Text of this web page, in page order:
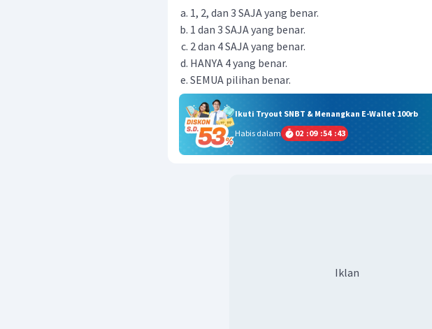
1, 2, dan 3 SAJA yang benar.
1 dan 3 SAJA yang benar.
2 dan 4 SAJA yang benar.
HANYA 4 yang benar.
SEMUA pilihan benar.
Ikuti Tryout SNBT & Menangkan E-Wallet 100rb
Habis dalam
02 :09 :54 :42
Iklan